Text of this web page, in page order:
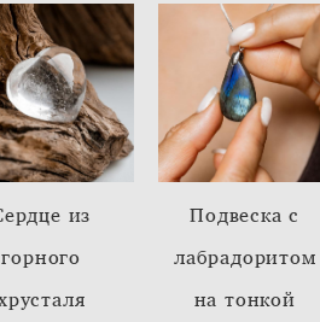
из
горного
Подвеска с
лабрадоритом
на тонкой